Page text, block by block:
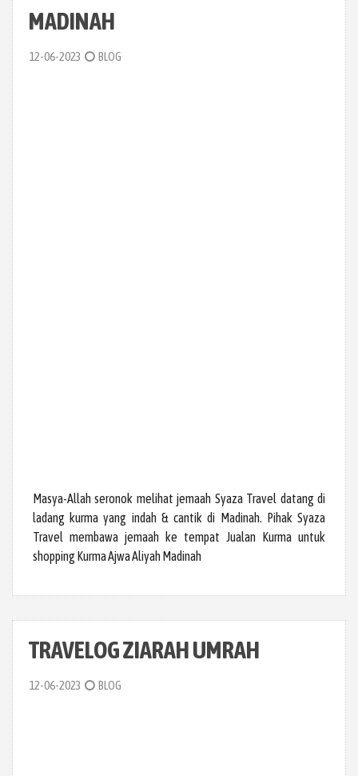
MADINAH
12-06-2023 BLOG
Masya-Allah seronok melihat jemaah Syaza Travel datang di
ladang kurma yang indah & cantik di Madinah. Pihak Syaza
Travel membawa jemaah ke tempat Jualan Kurma untuk
shopping Kurma Ajwa Aliyah Madinah
TRAVELOG ZIARAH UMRAH
12-06-2023 BLOG